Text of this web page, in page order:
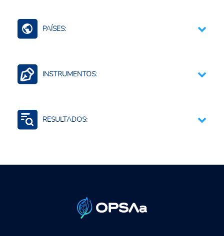
PAÍSES:
INSTRUMENTOS:
RESULTADOS: